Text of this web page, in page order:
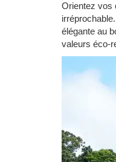
Orientez vos
élégante au
valeurs éco-